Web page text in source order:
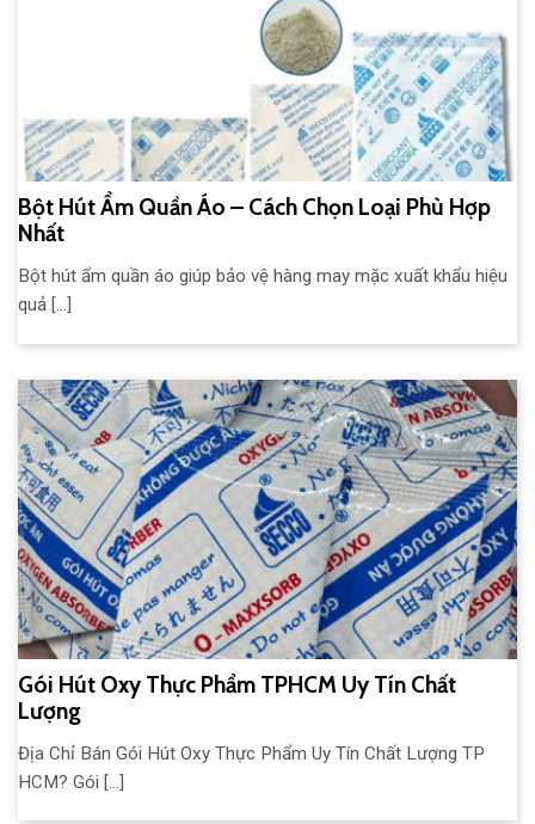
Bột Hút Ẩm Quần Áo – Cách Chọn Loại Phù Hợp
Nhất
Bột hút ẩm quần áo giúp bảo vệ hàng may mặc xuất khẩu hiệu
quả [...]
Gói Hút Oxy Thực Phẩm TPHCM Uy Tín Chất
Lượng
Địa Chỉ Bán Gói Hút Oxy Thực Phẩm Uy Tín Chất Lượng TP
HCM? Gói [...]